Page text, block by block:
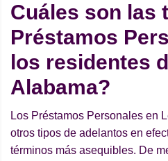
Cuáles son las
Préstamos
los residentes
Alabama?
Los Préstamos Personales en
otros tipos de adelantos en
términos más asequibles. De